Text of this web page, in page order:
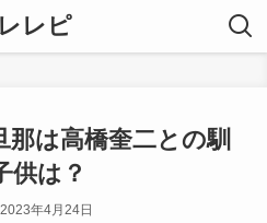
レピ
那は高橋奎二との馴
供は？
2023年4月24日